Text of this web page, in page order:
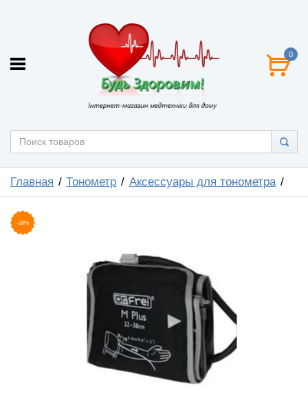
0
Главная Тонометр Аксессуары для тонометра
-26%